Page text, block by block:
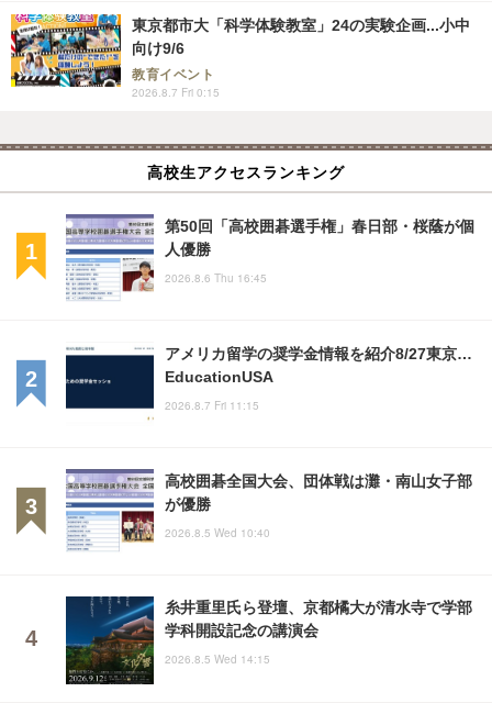
東京都市大「科学体験教室」24の実験企画...小中
向け9/6
教育イベント
2026.8.7 Fri 0:15
高校生アクセスランキング
第50回「高校囲碁選手権」春日部・桜蔭が個
人優勝
2026.8.6 Thu 16:45
アメリカ留学の奨学金情報を紹介8/27東京…
EducationUSA
2026.8.7 Fri 11:15
高校囲碁全国大会、団体戦は灘・南山女子部
が優勝
2026.8.5 Wed 10:40
糸井重里氏ら登壇、京都橘大が清水寺で学部
学科開設記念の講演会
2026.8.5 Wed 14:15